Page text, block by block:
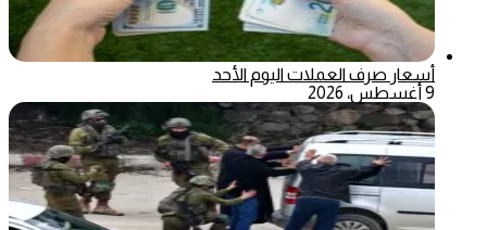
أسعار صرف العملات اليوم الأحد
9 أغسطس، 2026